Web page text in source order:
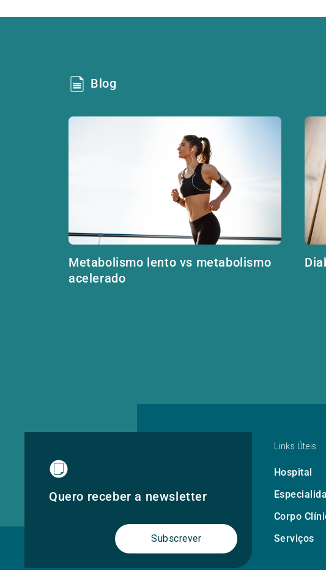
Blog
Metabolismo lento vs metabolismo
acelerado
Quero receber a newsletter
Subscrever
Links Úteis
Hospital
Corpo
Serviços